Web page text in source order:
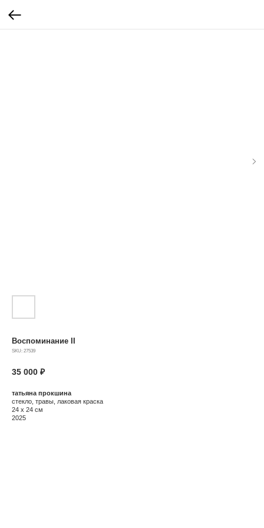
Воспоминание II
SKU: 27539
35 000 ₽
татьяна прокшина
стекло, травы, лаковая краска
24 х 24 см
2025